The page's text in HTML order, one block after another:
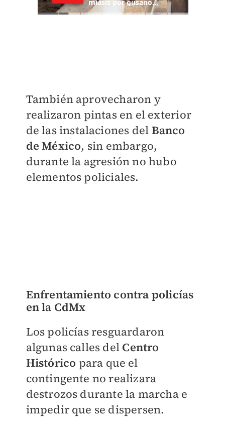
También aprovecharon y
realizaron pintas en el exterior
de las instalaciones del Banco
de México, sin embargo,
durante la agresión no hubo
elementos policiales.
Enfrentamiento contra policías
en la CdMx
Los policías resguardaron
algunas calles del Centro
Histórico para que el
contingente no realizara
destrozos durante la marcha e
impedir que se dispersen.